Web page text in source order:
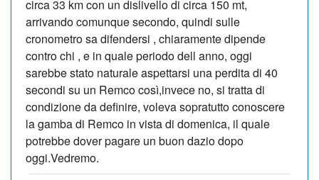
circa 33 km con un dislivello di circa 150 mt,
arrivando comunque secondo, quindi sulle
cronometro sa difendersi , chiaramente dipende
contro chi , e in quale periodo dell anno, oggi
sarebbe stato naturale aspettarsi una perdita di 40
secondi su un Remco così,invece no, si tratta di
condizione da definire, voleva sopratutto conoscere
la gamba di Remco in vista di domenica, il quale
potrebbe dover pagare un buon dazio dopo
oggi.Vedremo.